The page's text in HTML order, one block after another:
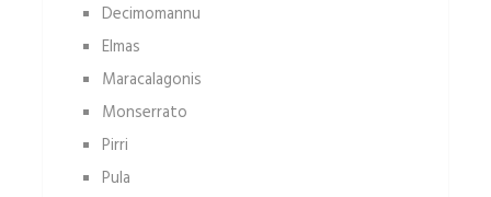
Decimomannu
Elmas
Maracalagonis
Monserrato
Pirri
Pula